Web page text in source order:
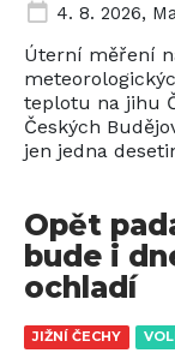
4. 8. 2026,
Úterní měření
teplotu na jihu
Českých
jen jedna
JIŽNÍ ČECHY
Opět
bude i
ochladí